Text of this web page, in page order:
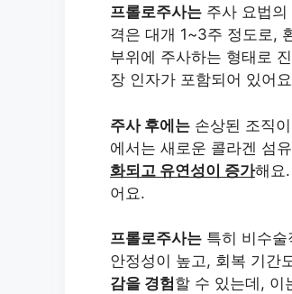
프롤로주사는 주사 요법
격은 대개 1~3주 정도로,
부위에 주사하는 형태로
장 인자가 포함되어 있어
주사 후에는 손상된 조직
에서는 새로운 콜라겐 섬
화되고 유연성이 증가해요
어요.
프롤로주사는 특히 비수
안정성이 높고, 회복 기간
감을 경험할 수 있는데, 이